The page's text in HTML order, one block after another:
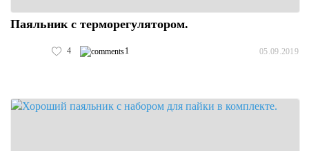
Паяльник с терморегулятором.
4 1 05.09.2019